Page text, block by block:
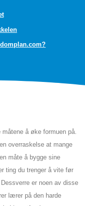
å øke formuen på.
overraskelse at mange
måte å bygge sine
ting du trenger å vite før
er noen av disse
lærer på den harde